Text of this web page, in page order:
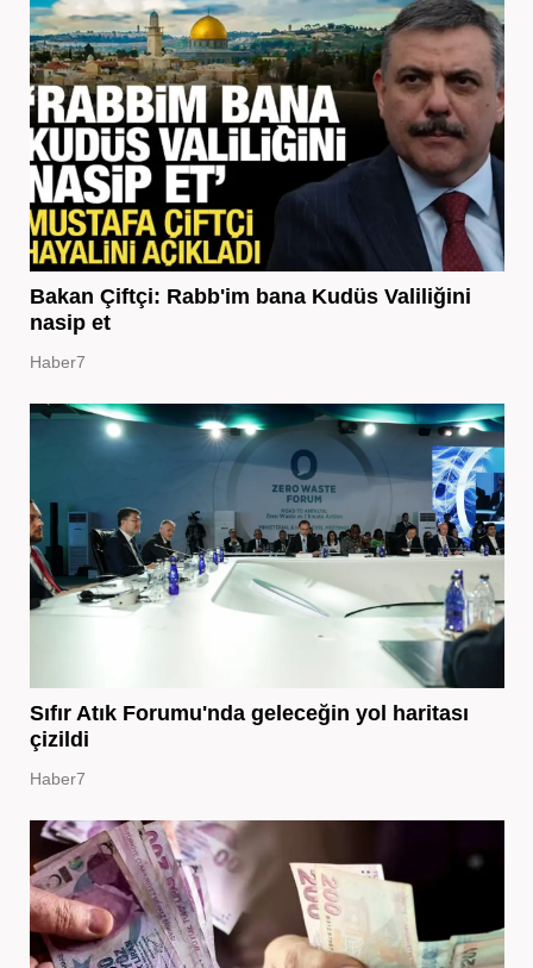
Bakan Çiftçi: Rabb'im bana Kudüs Valiliğini
nasip et
Haber7
Sıfır Atık Forumu'nda geleceğin yol haritası
çizildi
Haber7